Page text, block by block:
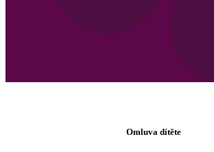
Omluva dítěte